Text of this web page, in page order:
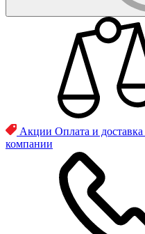
Акции Оплата и доставка
компании